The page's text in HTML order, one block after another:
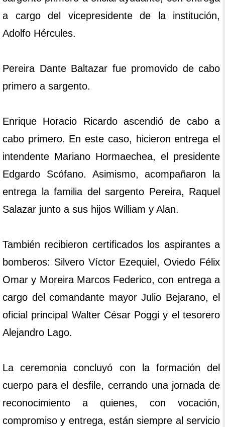
a cargo del vicepresidente de la institución,
Adolfo Hércules.
Pereira Dante Baltazar fue promovido de cabo
primero a sargento.
Enrique Horacio Ricardo ascendió de cabo a
cabo primero. En este caso, hicieron entrega el
intendente Mariano Hormaechea, el presidente
Edgardo Scófano. Asimismo, acompañaron la
entrega la familia del sargento Pereira, Raquel
Salazar junto a sus hijos William y Alan.
También recibieron certificados los aspirantes a
bomberos: Silvero Víctor Ezequiel, Oviedo Félix
Omar y Moreira Marcos Federico, con entrega a
cargo del comandante mayor Julio Bejarano, el
oficial principal Walter César Poggi y el tesorero
Alejandro Lago.
La ceremonia concluyó con la formación del
cuerpo para el desfile, cerrando una jornada de
reconocimiento a quienes, con vocación,
compromiso y entrega, están siempre al servicio